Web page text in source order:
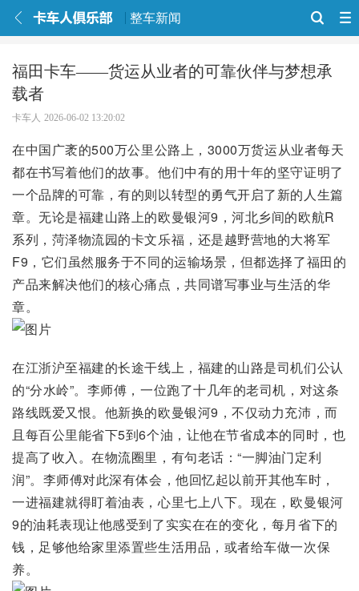
整车新闻
福田卡车——货运从业者的可靠伙伴与梦想承
载者
卡车人 2026-06-02 13:20:02
在中国广袤的500万公里公路上，3000万货运从业者每天
都在书写着他们的故事。他们中有的用十年的坚守证明了
一个品牌的可靠，有的则以转型的勇气开启了新的人生篇
章。无论是福建山路上的欧曼银河9，河北乡间的欧航R
系列，菏泽物流园的卡文乐福，还是越野营地的大将军
F9，它们虽然服务于不同的运输场景，但都选择了福田的
产品来解决他们的核心痛点，共同谱写事业与生活的华
章。
在江浙沪至福建的长途干线上，福建的山路是司机们公认
的“分水岭”。李师傅，一位跑了十几年的老司机，对这条
路线既爱又恨。他新换的欧曼银河9，不仅动力充沛，而
且每百公里能省下5到6个油，让他在节省成本的同时，也
提高了收入。在物流圈里，有句老话：“一脚油门定利
润”。李师傅对此深有体会，他回忆起以前开其他车时，
一进福建就得盯着油表，心里七上八下。现在，欧曼银河
9的油耗表现让他感受到了实实在在的变化，每月省下的
钱，足够他给家里添置些生活用品，或者给车做一次保
养。